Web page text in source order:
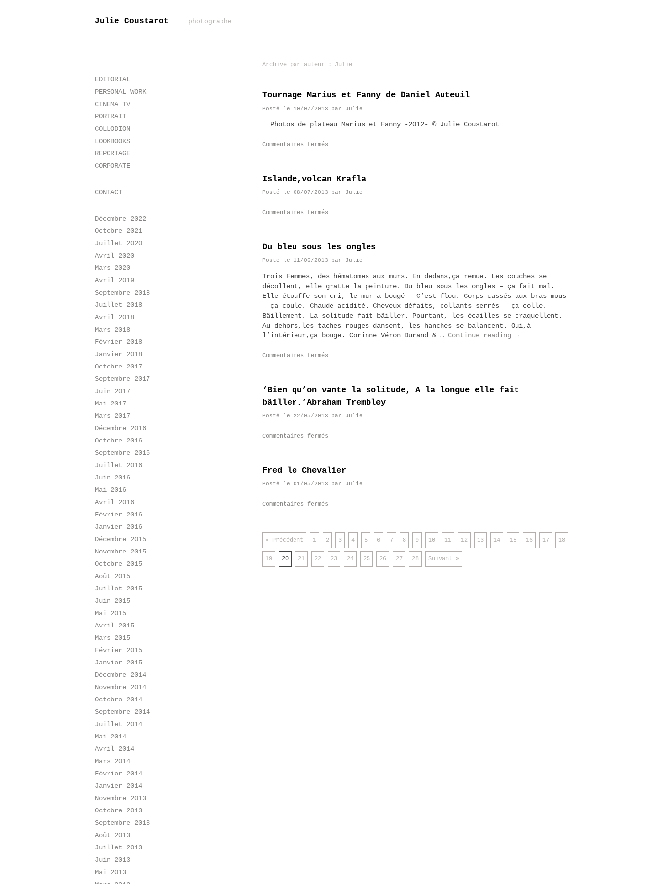
Julie Coustarot photographe
Archive par auteur : Julie
Tournage Marius et Fanny de Daniel Auteuil
Posté le 10/07/2013 par Julie
Photos de plateau Marius et Fanny -2012- © Julie Coustarot
Commentaires fermés
Islande,volcan Krafla
Posté le 08/07/2013 par Julie
Commentaires fermés
Du bleu sous les ongles
Posté le 11/06/2013 par Julie
Trois Femmes, des hématomes aux murs. En dedans,ça remue. Les couches se
décollent, elle gratte la peinture. Du bleu sous les ongles – ça fait mal.
Elle étouffe son cri, le mur a bougé – C’est flou. Corps cassés aux bras mous
– ça coule. Chaude acidité. Cheveux défaits, collants serrés – ça colle.
Bâillement. La solitude fait bâiller. Pourtant, les écailles se craquellent.
Au dehors,les taches rouges dansent, les hanches se balancent. Oui,à
l’intérieur,ça bouge. Corinne Véron Durand & … Continue reading →
Commentaires fermés
‘Bien qu’on vante la solitude, A la longue elle fait
bâiller.’Abraham Trembley
Posté le 22/05/2013 par Julie
Commentaires fermés
Fred le Chevalier
Posté le 01/05/2013 par Julie
Commentaires fermés
« Précédent 1 2 3 4 5 6 7 8 9 10 11 12 13 14 15 16 17 18
19 20 21 22 23 24 25 26 27 28 Suivant »
EDITORIAL
PERSONAL WORK
CINEMA TV
PORTRAIT
COLLODION
LOOKBOOKS
REPORTAGE
CORPORATE
CONTACT
Décembre 2022
Octobre 2021
Juillet 2020
Avril 2020
Mars 2020
Avril 2019
Septembre 2018
Juillet 2018
Avril 2018
Mars 2018
Février 2018
Janvier 2018
Octobre 2017
Septembre 2017
Juin 2017
Mai 2017
Mars 2017
Décembre 2016
Octobre 2016
Septembre 2016
Juillet 2016
Juin 2016
Mai 2016
Avril 2016
Février 2016
Janvier 2016
Décembre 2015
Novembre 2015
Octobre 2015
Août 2015
Juillet 2015
Juin 2015
Mai 2015
Avril 2015
Mars 2015
Février 2015
Janvier 2015
Décembre 2014
Novembre 2014
Octobre 2014
Septembre 2014
Juillet 2014
Mai 2014
Avril 2014
Mars 2014
Février 2014
Janvier 2014
Novembre 2013
Octobre 2013
Septembre 2013
Août 2013
Juillet 2013
Juin 2013
Mai 2013